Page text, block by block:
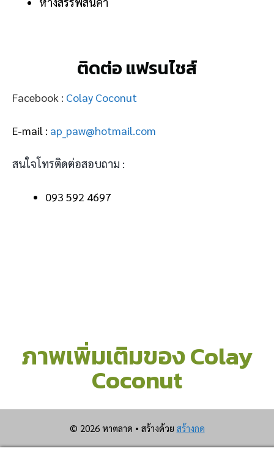
ติดต่อ แฟรนไชส์
Facebook : Colay Coconut
E-mail : ap_paw@hotmail.com
สนใจโทรติดต่อสอบถาม :
093 592 4697
ภาพเพิ่มเติมของ Colay
Coconut
© 2026 หาตลาด • สร้างด้วย สร้างกด